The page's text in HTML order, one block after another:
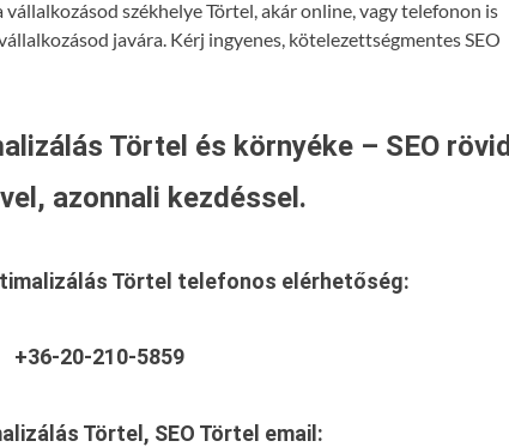
vállalkozásod székhelye Törtel, akár online, vagy telefonon is
javára. Kérj ingyenes, kötelezettségmentes SEO
Törtel és környéke – SEO rövid
azonnali kezdéssel.
Törtel telefonos elérhetőség:
+36-20-210-5859
Törtel, SEO Törtel email: